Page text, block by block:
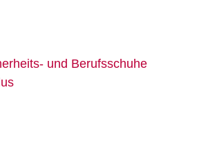
und Berufsschuhe